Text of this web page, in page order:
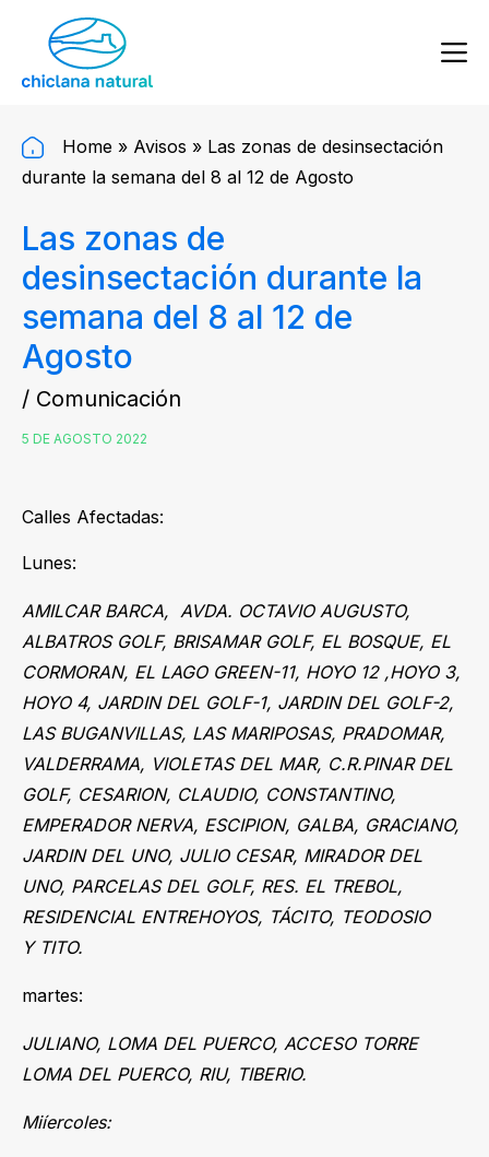
Home » Avisos » Las zonas de desinsectación
durante la semana del 8 al 12 de Agosto
Las zonas de
desinsectación durante la
semana del 8 al 12 de
Agosto
/ Comunicación
5 DE AGOSTO 2022
Calles Afectadas:
Lunes:
AMILCAR BARCA, AVDA. OCTAVIO AUGUSTO,
ALBATROS GOLF, BRISAMAR GOLF, EL BOSQUE, EL
CORMORAN, EL LAGO GREEN-11, HOYO 12 ,HOYO 3,
HOYO 4, JARDIN DEL GOLF-1, JARDIN DEL GOLF-2,
LAS BUGANVILLAS, LAS MARIPOSAS, PRADOMAR,
VALDERRAMA, VIOLETAS DEL MAR, C.R.PINAR DEL
GOLF, CESARION, CLAUDIO, CONSTANTINO,
EMPERADOR NERVA, ESCIPION, GALBA, GRACIANO,
JARDIN DEL UNO, JULIO CESAR, MIRADOR DEL
UNO, PARCELAS DEL GOLF, RES. EL TREBOL,
RESIDENCIAL ENTREHOYOS, TÁCITO, TEODOSIO
Y TITO.
martes:
JULIANO, LOMA DEL PUERCO, ACCESO TORRE
LOMA DEL PUERCO, RIU, TIBERIO.
Miíercoles: